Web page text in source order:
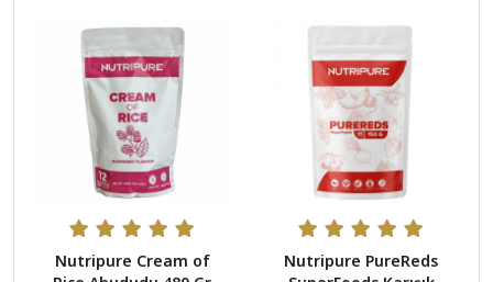
Nutripure Cream of
Nutripure PureReds